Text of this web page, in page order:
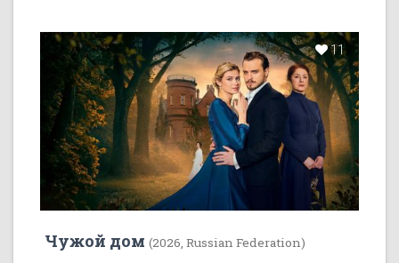
11
Чужой дом (2026, Russian Federation)